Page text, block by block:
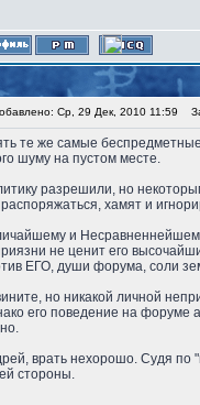
Ср, 29 Дек, 2010 11:59
те же самые беспредметные
шуму на пустом месте.
разрешили, но
распоряжаться, хамят и
и
не ценит его
ЕГО, души форума, соли
но никакой личной
его поведение на форуме
врать нехорошо. Судя по
стороны.